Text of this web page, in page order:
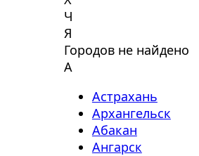
Ч
Я
Городов не найдено
А
Астрахань
Архангельск
Абакан
Ангарск